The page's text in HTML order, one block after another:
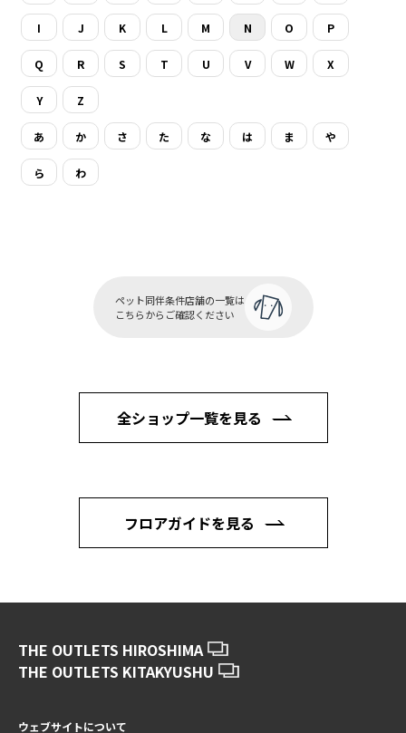
I J K L M N O P
Q R S T U V W X
Y Z
あ か さ た な は ま や
ら わ
ペット同伴条件店舗の一覧は
こちらからご確認ください
全ショップ一覧を見る
フロアガイドを見る
THE OUTLETS HIROSHIMA
THE OUTLETS KITAKYUSHU
ウェブサイトについて